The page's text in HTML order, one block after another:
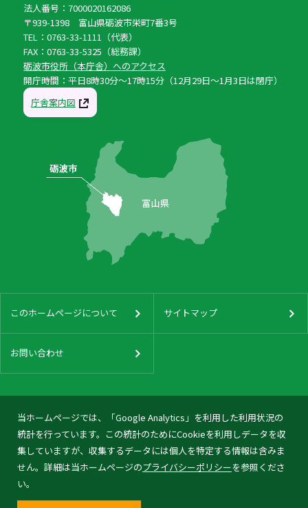
当ホームページでは、「Google Analytics」を利用した利用状況の
統計を行っています。この統計のためにCookieを利用しデータを収
集していますが、収集するデータには個人を特定する情報は含みま
せん。詳細は当ホームページのプライバシーポリシーを参照くださ
い。
法人番号：7000020162086
〒939-1398 富山県砺波市栄町7番3号
TEL：0763-33-1111（代表）
FAX：0763-33-5325（総務課）
砺波市役所（本庁舎）へのアクセス
開庁時間：平日8時30分〜17時15分（12月29日〜1月3日は閉庁）
庁舎案内図
このホームページについて サイトマップ
お問い合わせ